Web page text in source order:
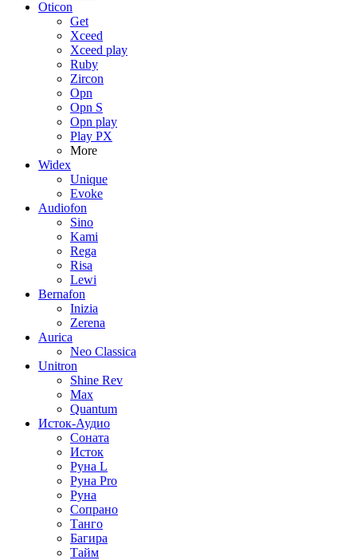
Oticon
Get
Xceed
Xceed play
Ruby
Zircon
Opn
Opn S
Opn play
Play PX
More
Widex
Unique
Evoke
Audiofon
Sino
Kami
Rega
Risa
Lewi
Bernafon
Inizia
Zerena
Aurica
Neo Classica
Unitron
Shine Rev
Max
Quantum
Исток-Аудио
Соната
Исток
Руна L
Руна Pro
Руна
Сопрано
Танго
Багира
Тайм